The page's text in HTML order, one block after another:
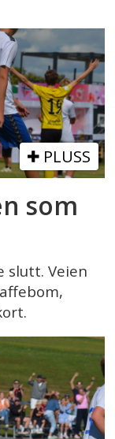
PLUSS
som
slutt. Veien